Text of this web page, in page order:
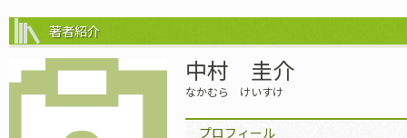
著者紹介
中村 圭介
なかむら けいすけ
プロフィール